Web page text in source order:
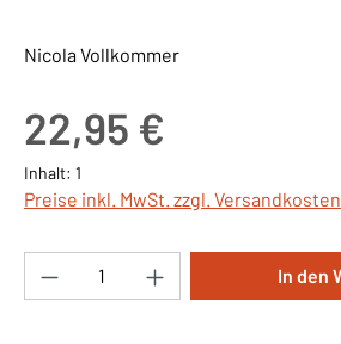
Nicola Vollkommer
22,95 €
Inhalt: 1
Preise inkl. MwSt. zzgl. Versandkosten
Produkt Anzahl: Gib den
In den